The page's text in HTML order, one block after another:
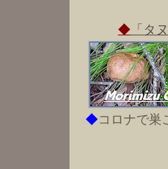
◆ 「タ
◆コロナで巣